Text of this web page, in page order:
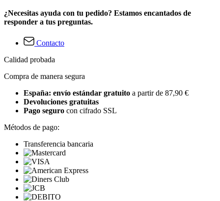
¿Necesitas ayuda con tu pedido? Estamos encantados de
responder a tus preguntas.
Contacto
Calidad probada
Compra de manera segura
España: envío estándar gratuito a partir de 87,90 €
Devoluciones gratuitas
Pago seguro con cifrado SSL
Métodos de pago:
Transferencia bancaria